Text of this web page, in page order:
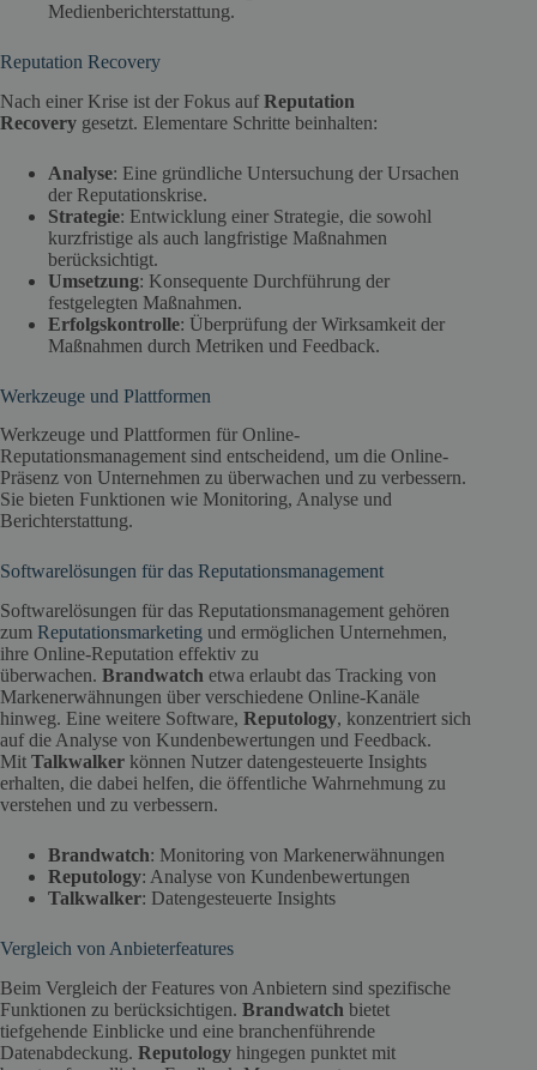
Medienberichterstattung.
Reputation Recovery
Nach einer Krise ist der Fokus aufReputation
Recovery gesetzt. Elementare Schritte beinhalten:
Analyse: Eine gründliche Untersuchung der Ursachen
der Reputationskrise.
Strategie: Entwicklung einer Strategie, die sowohl
kurzfristige als auch langfristige Maßnahmen
berücksichtigt.
Umsetzung: Konsequente Durchführung der
festgelegten Maßnahmen.
Erfolgskontrolle: Überprüfung der Wirksamkeit der
Maßnahmen durch Metriken und Feedback.
Werkzeuge und Plattformen
Werkzeuge und Plattformen für Online-
Reputationsmanagement sind entscheidend, um die Online-
Präsenz von Unternehmen zu überwachen und zu verbessern.
Sie bieten Funktionen wie Monitoring, Analyse und
Berichterstattung.
Softwarelösungen für das Reputationsmanagement
Softwarelösungen für das Reputationsmanagement gehören
zum Reputationsmarketing und ermöglichen Unternehmen,
ihre Online-Reputation effektiv zu
überwachen. Brandwatch etwa erlaubt das Tracking von
Markenerwähnungen über verschiedene Online-Kanäle
hinweg. Eine weitere Software, Reputology, konzentriert sich
auf die Analyse von Kundenbewertungen und Feedback.
Mit Talkwalker können Nutzer datengesteuerte Insights
erhalten, die dabei helfen, die öffentliche Wahrnehmung zu
verstehen und zu verbessern.
Brandwatch: Monitoring von Markenerwähnungen
Reputology: Analyse von Kundenbewertungen
Talkwalker: Datengesteuerte Insights
Vergleich von Anbieterfeatures
Beim Vergleich der Features von Anbietern sind spezifische
Funktionen zu berücksichtigen. Brandwatch bietet
tiefgehende Einblicke und eine branchenführende
Datenabdeckung. Reputology hingegen punktet mit